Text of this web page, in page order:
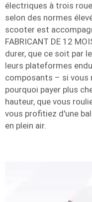
électriques à trois
selon des normes
scooter est
FABRICANT DE 12
durer, que ce soit par
leurs plateformes
composants – si vous
pourquoi payer plus
hauteur, que vous
vous profitiez d'une
en plein air.